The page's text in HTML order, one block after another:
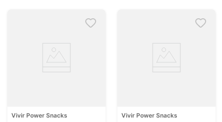
Vivir Power Snacks Vivir Power Snacks